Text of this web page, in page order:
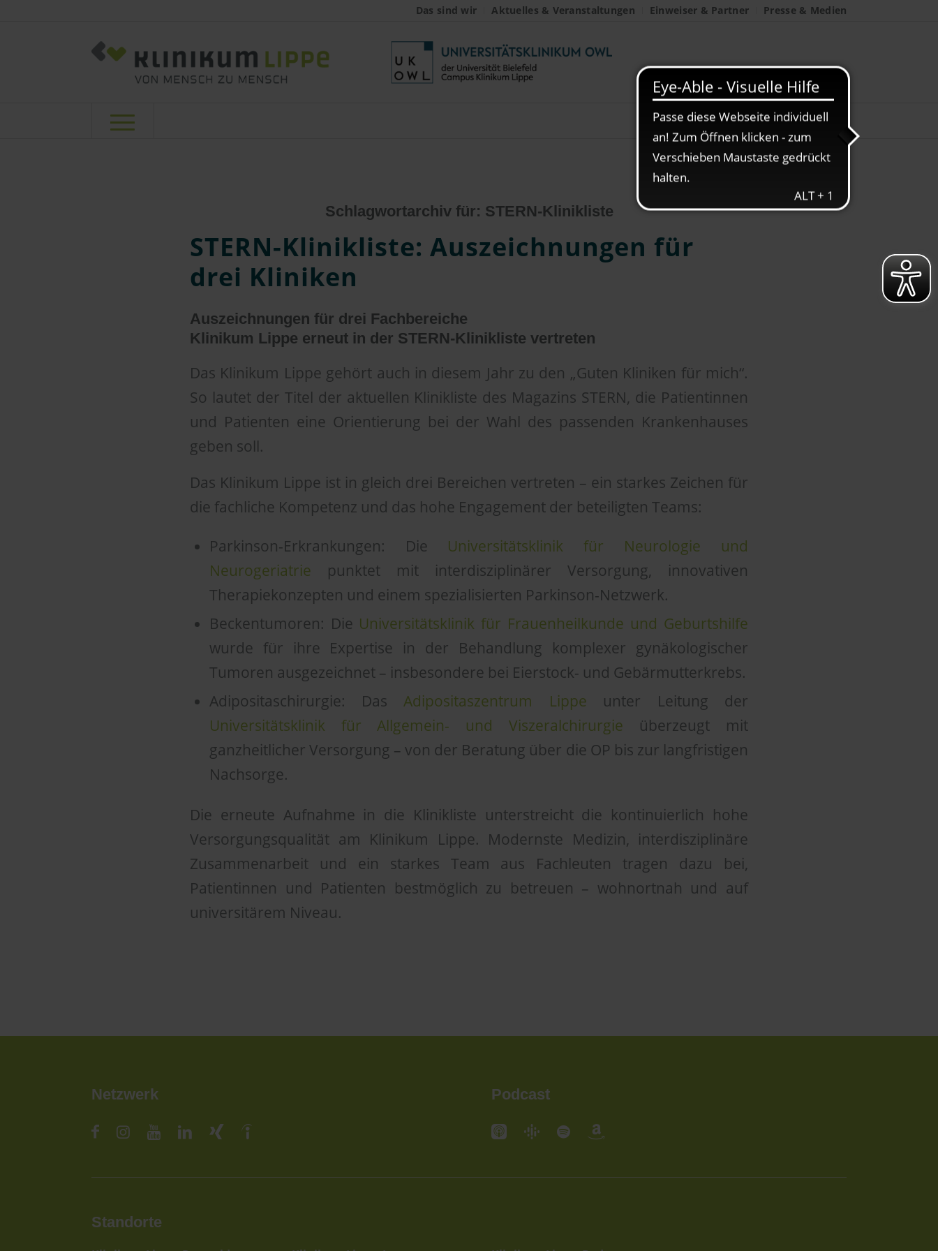
Das sind wir Aktuelles & Veranstaltungen Einweiser & Partner Presse & Medien
Schlagwortarchiv für: STERN-Klinikliste
STERN-Klinikliste: Auszeichnungen für
drei Kliniken
Auszeichnungen für drei Fachbereiche
Klinikum Lippe erneut in der STERN-Klinikliste vertreten
Das Klinikum Lippe gehört auch in diesem Jahr zu den „Guten Kliniken für mich“.
So lautet der Titel der aktuellen Klinikliste des Magazins STERN, die Patientinnen
und Patienten eine Orientierung bei der Wahl des passenden Krankenhauses
geben soll.
Das Klinikum Lippe ist in gleich drei Bereichen vertreten – ein starkes Zeichen für
die fachliche Kompetenz und das hohe Engagement der beteiligten Teams:
Parkinson-Erkrankungen: Die Universitätsklinik für Neurologie und
Neurogeriatrie punktet mit interdisziplinärer Versorgung, innovativen
Therapiekonzepten und einem spezialisierten Parkinson-Netzwerk.
Beckentumoren: Die Universitätsklinik für Frauenheilkunde und Geburtshilfe
wurde für ihre Expertise in der Behandlung komplexer gynäkologischer
Tumoren ausgezeichnet – insbesondere bei Eierstock- und Gebärmutterkrebs.
Adipositaschirurgie: DasAdipositaszentrum Lippe unter Leitung der
Universitätsklinik für Allgemein- und Viszeralchirurgie überzeugt mit
ganzheitlicher Versorgung – von der Beratung über die OP bis zur langfristigen
Nachsorge.
Die erneute Aufnahme in die Klinikliste unterstreicht die kontinuierlich hohe
Versorgungsqualität am Klinikum Lippe. Modernste Medizin, interdisziplinäre
Zusammenarbeit und ein starkes Team aus Fachleuten tragen dazu bei,
Patientinnen und Patienten bestmöglich zu betreuen – wohnortnah und auf
universitärem Niveau.
Netzwerk Podcast
Standorte